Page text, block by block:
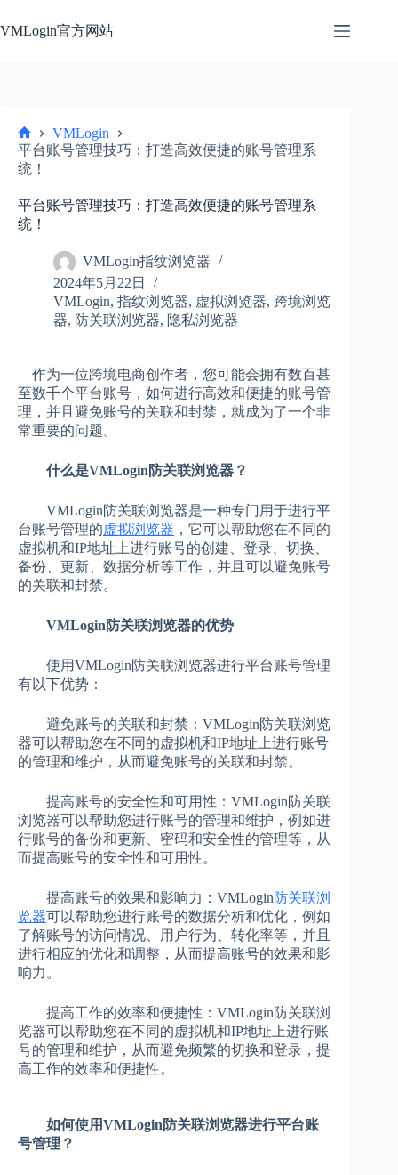
过
VMLogin官方网站
首
页
VMLogin
平台账号管理技巧：打造高效便捷的账号管理系
统！
平台账号管理技巧：打造高效便捷的账号管理系
统！
VMLogin指纹浏览器
2024年5月22日
VMLogin, 指纹浏览器, 虚拟浏览器, 跨境浏览
器, 防关联浏览器, 隐私浏览器
作为一位跨境电商创作者，您可能会拥有数百甚
至数千个平台账号，如何进行高效和便捷的账号管
理，并且避免账号的关联和封禁，就成为了一个非
常重要的问题。
什么是VMLogin防关联浏览器？
VMLogin防关联浏览器是一种专门用于进行平
台账号管理的虚拟浏览器 ，它可以帮助您在不同的
虚拟机和IP地址上进行账号的创建、登录、切换、
备份、更新、数据分析等工作，并且可以避免账号
的关联和封禁。
VMLogin防关联浏览器的优势
使用VMLogin防关联浏览器进行平台账号管理
有以下优势：
避免账号的关联和封禁：VMLogin防关联浏览
器可以帮助您在不同的虚拟机和IP地址上进行账号
的管理和维护，从而避免账号的关联和封禁。
提高账号的安全性和可用性：VMLogin防关联
浏览器可以帮助您进行账号的管理和维护，例如进
行账号的备份和更新、密码和安全性的管理等，从
而提高账号的安全性和可用性。
提高账号的效果和影响力：VMLogin防关联浏
览器可以帮助您进行账号的数据分析和优化，例如
了解账号的访问情况、用户行为、转化率等，并且
进行相应的优化和调整，从而提高账号的效果和影
响力。
提高工作的效率和便捷性：VMLogin防关联浏
览器可以帮助您在不同的虚拟机和IP地址上进行账
号的管理和维护，从而避免频繁的切换和登录，提
高工作的效率和便捷性。
如何使用VMLogin防关联浏览器进行平台账
号管理？